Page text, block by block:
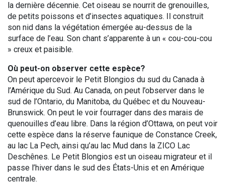
la dernière décennie. Cet oiseau se nourrit de grenouilles,
de petits poissons et d’insectes aquatiques. Il construit
son nid dans la végétation émergée au-dessus de la
surface de l’eau. Son chant s’apparente à un « cou-cou-cou
» creux et paisible.
Où peut-on observer cette espèce?
On peut apercevoir le Petit Blongios du sud du Canada à
l’Amérique du Sud. Au Canada, on peut l’observer dans le
sud de l’Ontario, du Manitoba, du Québec et du Nouveau-
Brunswick. On peut le voir fourrager dans des marais de
quenouilles d’eau libre. Dans la région d’Ottawa, on peut voir
cette espèce dans la réserve faunique de Constance Creek,
au lac La Pech, ainsi qu’au lac Mud dans la ZICO Lac
Deschênes. Le Petit Blongios est un oiseau migrateur et il
passe l’hiver dans le sud des États-Unis et en Amérique
centrale.